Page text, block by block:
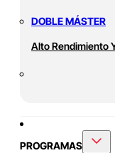
DOBLE MÁSTER
Alto Rendimiento
PROGRAMAS